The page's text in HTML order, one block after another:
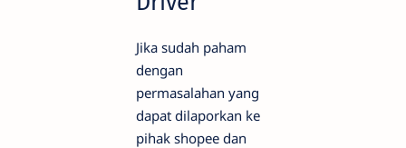
Jika sudah paham
dengan
permasalahan yang
dapat dilaporkan ke
pihak shopee dan